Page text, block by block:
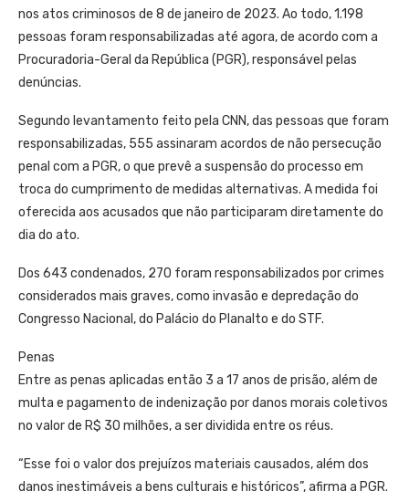
nos atos criminosos de 8 de janeiro de 2023. Ao todo, 1.198
pessoas foram responsabilizadas até agora, de acordo com a
Procuradoria-Geral da República (PGR), responsável pelas
denúncias.
Segundo levantamento feito pela CNN, das pessoas que foram
responsabilizadas, 555 assinaram acordos de não persecução
penal com a PGR, o que prevê a suspensão do processo em
troca do cumprimento de medidas alternativas. A medida foi
oferecida aos acusados que não participaram diretamente do
dia do ato.
Dos 643 condenados, 270 foram responsabilizados por crimes
considerados mais graves, como invasão e depredação do
Congresso Nacional, do Palácio do Planalto e do STF.
Penas
Entre as penas aplicadas então 3 a 17 anos de prisão, além de
multa e pagamento de indenização por danos morais coletivos
no valor de R$ 30 milhões, a ser dividida entre os réus.
“Esse foi o valor dos prejuízos materiais causados, além dos
danos inestimáveis a bens culturais e históricos”, afirma a PGR.